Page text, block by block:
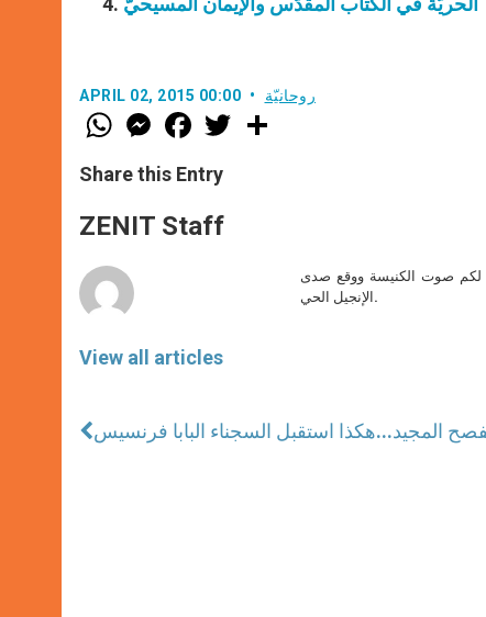
APRIL 02, 2015 00:00 روحانيّة
W
h
t
s
p
p
M
e
s
e
g
e
F
a
e
b
o
k
w
Share this Entry
ZENIT Staff
View all articles
لكم صوت الكنيسة ووقع صدى
الإنجيل الحي.
هكذا استقبل السجناء البابا فرنسيس...المجيد